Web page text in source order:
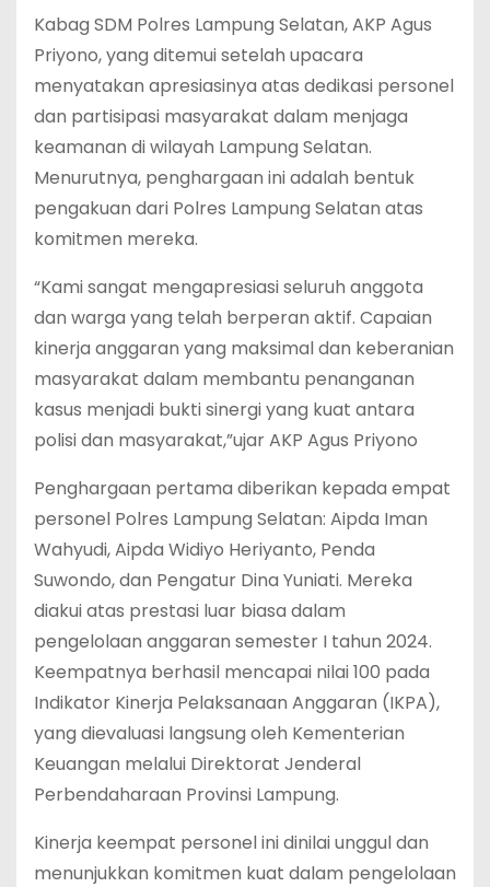
Kabag SDM Polres Lampung Selatan, AKP Agus
Priyono, yang ditemui setelah upacara
menyatakan apresiasinya atas dedikasi personel
dan partisipasi masyarakat dalam menjaga
keamanan di wilayah Lampung Selatan.
Menurutnya, penghargaan ini adalah bentuk
pengakuan dari Polres Lampung Selatan atas
komitmen mereka.
“Kami sangat mengapresiasi seluruh anggota
dan warga yang telah berperan aktif. Capaian
kinerja anggaran yang maksimal dan keberanian
masyarakat dalam membantu penanganan
kasus menjadi bukti sinergi yang kuat antara
polisi dan masyarakat,”ujar AKP Agus Priyono
Penghargaan pertama diberikan kepada empat
personel Polres Lampung Selatan: Aipda Iman
Wahyudi, Aipda Widiyo Heriyanto, Penda
Suwondo, dan Pengatur Dina Yuniati. Mereka
diakui atas prestasi luar biasa dalam
pengelolaan anggaran semester I tahun 2024.
Keempatnya berhasil mencapai nilai 100 pada
Indikator Kinerja Pelaksanaan Anggaran (IKPA),
yang dievaluasi langsung oleh Kementerian
Keuangan melalui Direktorat Jenderal
Perbendaharaan Provinsi Lampung.
Kinerja keempat personel ini dinilai unggul dan
menunjukkan komitmen kuat dalam pengelolaan